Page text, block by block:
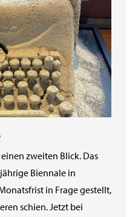
zweiten Blick. Das
Biennale in
in Frage gestellt,
schien. Jetzt bei